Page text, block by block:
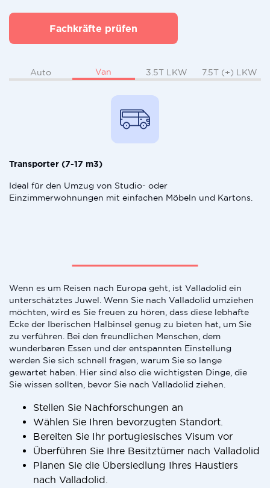
Fachkräfte prüfen
Auto Van 3.5T LKW 7.5T (+) LKW
Transporter (7-17 m3)
Ideal für den Umzug von Studio- oder
Einzimmerwohnungen mit einfachen Möbeln und Kartons.
Wenn es um Reisen nach Europa geht, ist Valladolid ein
unterschätztes Juwel. Wenn Sie nach Valladolid umziehen
möchten, wird es Sie freuen zu hören, dass diese lebhafte
Ecke der Iberischen Halbinsel genug zu bieten hat, um Sie
zu verführen. Bei den freundlichen Menschen, dem
wunderbaren Essen und der entspannten Einstellung
werden Sie sich schnell fragen, warum Sie so lange
gewartet haben. Hier sind also die wichtigsten Dinge, die
Sie wissen sollten, bevor Sie nach Valladolid ziehen.
Stellen Sie Nachforschungen an
Wählen Sie Ihren bevorzugten Standort.
Bereiten Sie Ihr portugiesisches Visum vor
Überführen Sie Ihre Besitztümer nach Valladolid
Planen Sie die Übersiedlung Ihres Haustiers
nach Valladolid.